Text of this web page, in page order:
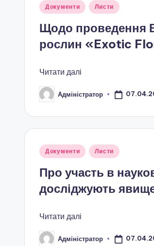
в
и
о
в
а
н
я
а
Опубліковано
Документи Листи
Щодо проведення
рослин «Exotic
Читати далі
Опубліковано
Адміністратор
Опубліковано
Документи Листи
Про участь в
досліджують
Читати далі
Опубліковано
Адміністратор